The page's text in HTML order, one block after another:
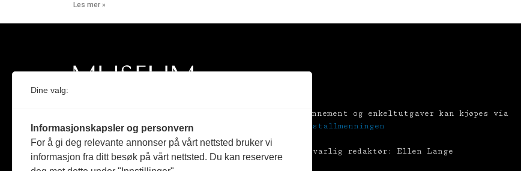
Les mer »
Medlem i Norsk tidsskriftforening og
Fagpressen
Abonnement og enkeltutgaver kan kjøpes via
Tekstallmenningen
Ansvarlig redaktør: Ellen Lange
Dine valg:
Informasjonskapsler og personvern
For å gi deg relevante annonser på vårt nettsted bruker vi
informasjon fra ditt besøk på vårt nettsted. Du kan reservere